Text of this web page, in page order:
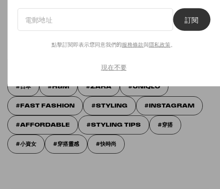
訂閱
點擊訂閱即表示您同意我們的服務條款與隱私政策。
日本 H&M ZARA UNIQLO
FAST FASHION STYLING INSTAGRAM
AFFORDABLE STYLING TIPS 穿搭
小資女 穿搭靈感 快時尚
訂閱
點擊訂閱即表示您同意我們的服務條款與隱私政策
現在不要